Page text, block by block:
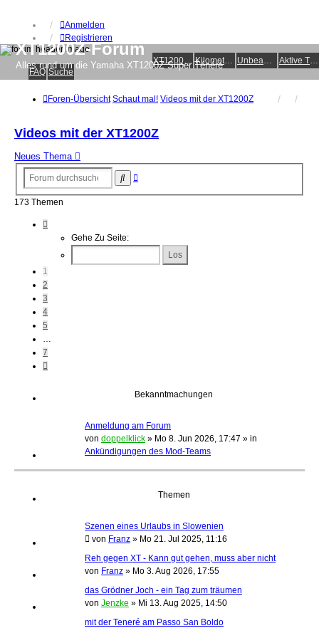
Anmelden
Registrieren
XT1200Z-Wiki Kilometerstatistik Unbeantwortete Themen Aktive Themen
XT1200Z-Forum
Alles rund um die Yamaha XT1200Z Super Ténéré
FAQ Suche
Foren-Übersicht Schaut mal! Videos mit der XT1200Z
Videos mit der XT1200Z
Neues Thema
Suche
173 Themen
Gehe Zu Seite:
1
2
3
4
5
7
Bekanntmachungen
Anmeldung am Forum
von doppelklick » Mo 8. Jun 2026, 17:47 » in
Ankündigungen des Mod-Teams
Themen
Szenen eines Urlaubs in Slowenien
von Franz » Mo 21. Jul 2025, 11:16
Reh gegen XT - Kann gut gehen, muss aber nicht
von Franz » Mo 3. Aug 2026, 17:55
das Grödner Joch - ein Tag zum träumen
von Jenzke » Mi 13. Aug 2025, 14:50
mit der Teneré am Passo San Boldo